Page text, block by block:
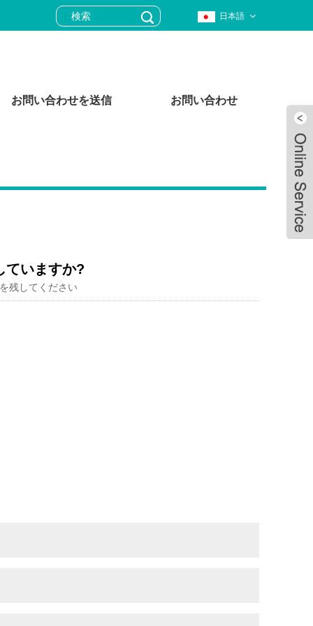
日本語
お問い合わせを送信 お問い合わせ
ていますか?
残してください